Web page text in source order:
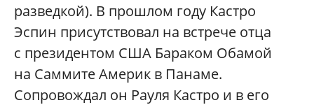
разведкой). В прошлом году Кастро
Эспин присутствовал на встрече отца
с президентом США Бараком Обамой
на Саммите Америк в Панаме.
Сопровождал он Рауля Кастро и в его